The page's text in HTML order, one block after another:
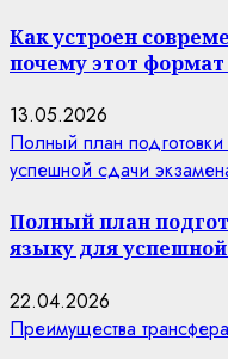
Как устроен
почему этот
13.05.2026
Полный план
успешной сдачи
Полный план
языку для
22.04.2026
Преимущества